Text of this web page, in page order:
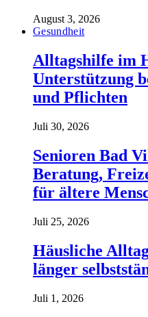
August 3, 2026
Gesundheit
Alltagshilfe im
Unterstützung
und Pflichten
Juli 30, 2026
Senioren Bad
Beratung,
für ältere
Juli 25, 2026
Häusliche
länger
Juli 1, 2026